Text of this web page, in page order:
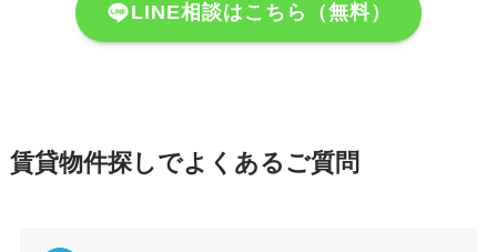
LINE相談はこちら（無料）
賃貸物件探しでよくあるご質問